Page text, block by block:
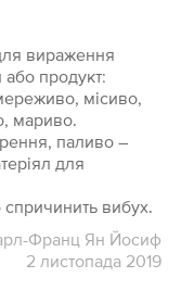
вираження
або продукт:
місиво,
мариво.
паливо –
для
вибух.
Франц Ян Йосиф
2 листопада 2019